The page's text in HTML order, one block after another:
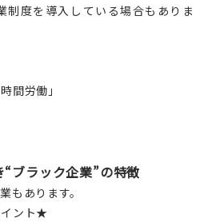
制度を導入している場合もありま
間労働」
ブラック企業”の特徴
もあります。
ント★